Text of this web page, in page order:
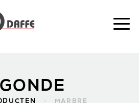
MARBRE